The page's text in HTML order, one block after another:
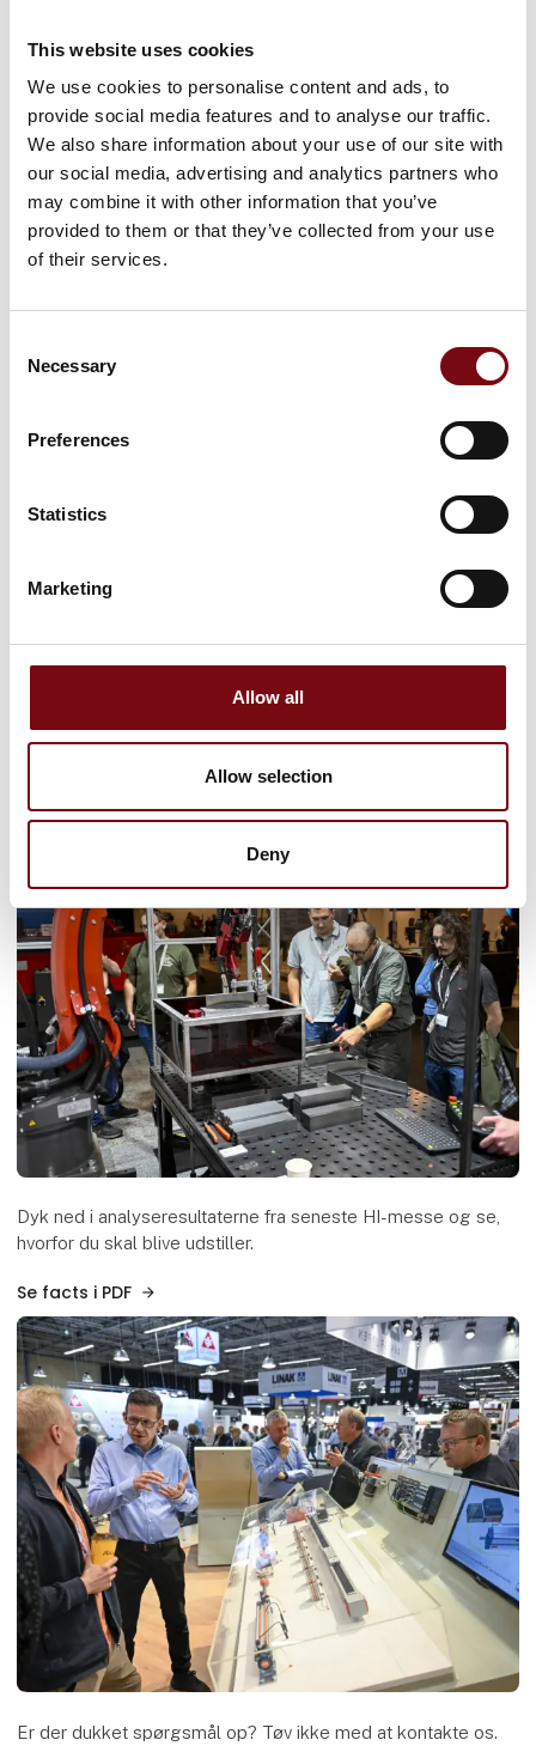
This website uses cookies
We use cookies to personalise content and ads, to
provide social media features and to analyse our traffic.
We also share information about your use of our site with
our social media, advertising and analytics partners who
may combine it with other information that you’ve
provided to them or that they’ve collected from your use
of their services.
Selection
Necessary
Preferences
Statistics
Marketing
Allow all
Allow selection
Deny
Derfor skal du udstille på HI-
messen
Vi giver dig et overblik over, hvorfor du skal udstille og være
en del af industriens mødested.
Derfor skal du blive udstiller
Dyk ned i analyseresultaterne fra seneste HI-messe og se,
hvorfor du skal blive udstiller.
Se facts i PDF
Er der dukket spørgsmål op? Tøv ikke med at kontakte os.